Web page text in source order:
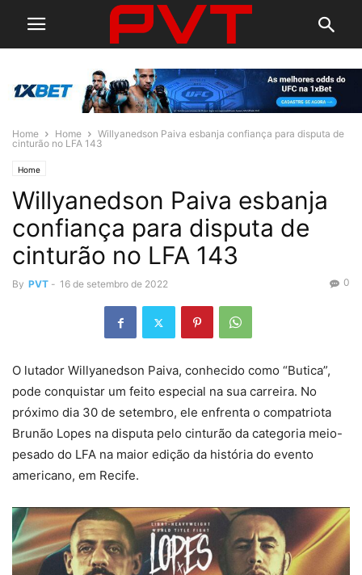
Home Home
Willyanedson Paiva esbanja confiança para disputa de
cinturão no LFA 143
Home
Willyanedson Paiva esbanja
confiança para disputa de
cinturão no LFA 143
By PVT - 16 de setembro de 2022 0
O lutador Willyanedson Paiva, conhecido como “Butica”,
pode conquistar um feito especial na sua carreira. No
próximo dia 30 de setembro, ele enfrenta o compatriota
Brunão Lopes na disputa pelo cinturão da categoria meio-
pesado do LFA na maior edição da história do evento
americano, em Recife.